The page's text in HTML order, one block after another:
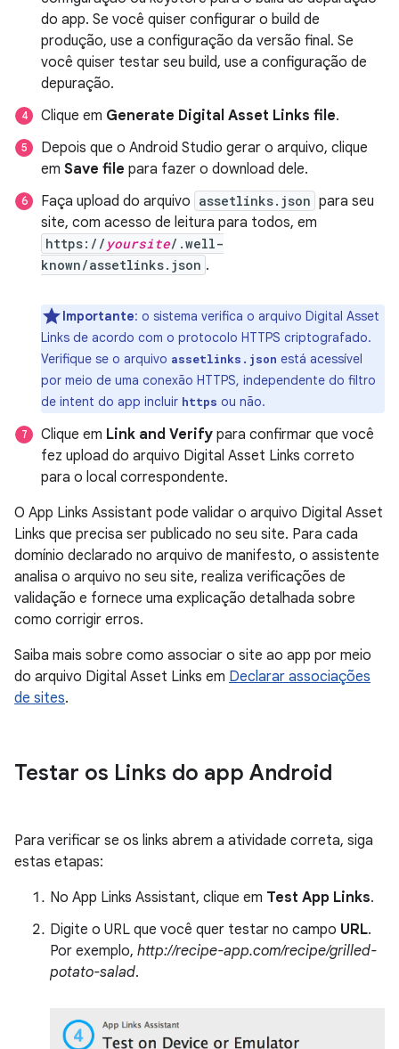
do app. Se você quiser configurar o build de
produção, use a configuração da versão final. Se
você quiser testar seu build, use a configuração de
depuração.
Clique em Generate Digital Asset Links file.
Depois que o Android Studio gerar o arquivo, clique
em Save file para fazer o download dele.
Faça upload do arquivo assetlinks.json para seu
site, com acesso de leitura para todos, em
https:// yoursite/.well-
known/assetlinks.json .
Importante: o sistema verifica o arquivo Digital Asset
Links de acordo com o protocolo HTTPS criptografado.
Verifique se o arquivo assetlinks.json está acessível
por meio de uma conexão HTTPS, independente do filtro
de intent do app incluir https ou não.
Clique em Link and Verify para confirmar que você
fez upload do arquivo Digital Asset Links correto
para o local correspondente.
O App Links Assistant pode validar o arquivo Digital Asset
Links que precisa ser publicado no seu site. Para cada
domínio declarado no arquivo de manifesto, o assistente
analisa o arquivo no seu site, realiza verificações de
validação e fornece uma explicação detalhada sobre
como corrigir erros.
Saiba mais sobre como associar o site ao app por meio
do arquivo Digital Asset Links em Declarar associações
de sites.
Testar os Links do app Android
Para verificar se os links abrem a atividade correta, siga
estas etapas:
No App Links Assistant, clique em Test App Links.
Digite o URL que você quer testar no campo URL.
Por exemplo, http://recipe-app.com/recipe/grilled-
potato-salad.